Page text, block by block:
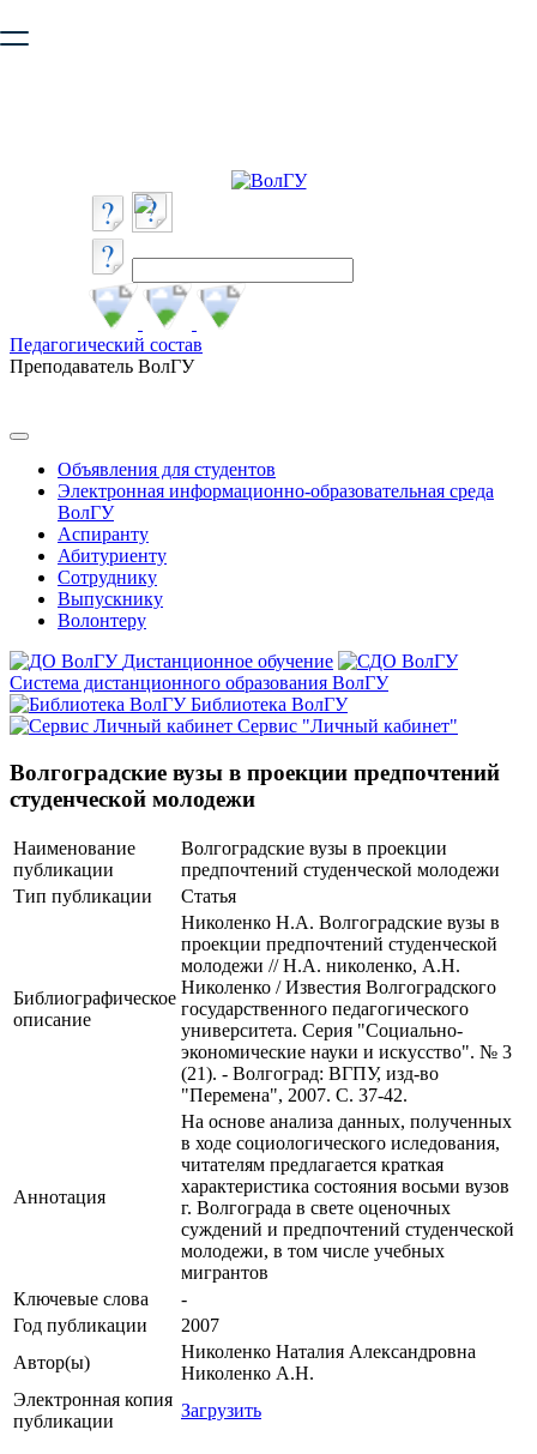
безопасную работу с сайтом. Пожалуйста
Педагогический состав
Преподаватель ВолГУ
Объявления для студентов
Электронная информационно-образовательная среда
ВолГУ
Аспиранту
Абитуриенту
Сотруднику
Выпускнику
Волонтеру
Дистанционное обучение
Система дистанционного образования ВолГУ
Библиотека ВолГУ
Сервис "Личный кабинет"
Волгоградские вузы в проекции предпочтений
студенческой молодежи
Наименование
публикации
Волгоградские вузы в проекции
предпочтений студенческой молодежи
Тип публикации
Статья
Библиографическое
описание
Николенко Н.А. Волгоградские вузы в
проекции предпочтений студенческой
молодежи // Н.А. николенко, А.Н.
Николенко / Известия Волгоградского
государственного педагогического
университета. Серия "Социально-
экономические науки и искусство". № 3
(21). - Волгоград: ВГПУ, изд-во
"Перемена", 2007. С. 37-42.
Аннотация
На основе анализа данных, полученных
в ходе социологического иследования,
читателям предлагается краткая
характеристика состояния восьми вузов
г. Волгограда в свете оценочных
суждений и предпочтений студенческой
молодежи, в том числе учебных
мигрантов
Ключевые cлова
-
Год публикации
2007
Автор(ы)
Николенко Наталия Александровна
Николенко А.Н.
Электронная копия
публикации
Загрузить